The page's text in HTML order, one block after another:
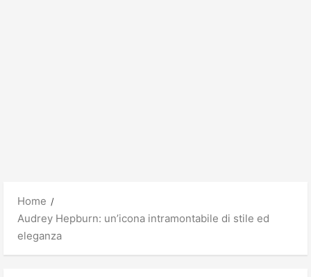
Home
Audrey Hepburn: un’icona intramontabile di stile ed
eleganza